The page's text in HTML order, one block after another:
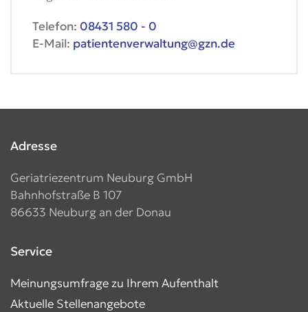
Telefon: 08431 580 - 0
E-Mail: patientenverwaltung@gzn.de
Adresse
Geriatriezentrum Neuburg GmbH
Bahnhofstraße B 107
86633 Neuburg an der Donau
Service
Meinungsumfrage zu Ihrem Aufenthalt
Aktuelle Stellenangebote